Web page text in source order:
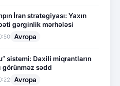
İran strategiyası: Yaxın
gərginlik mərhələsi
Avropa
sistemi: Daxili miqrantların
görünməz sədd
Avropa